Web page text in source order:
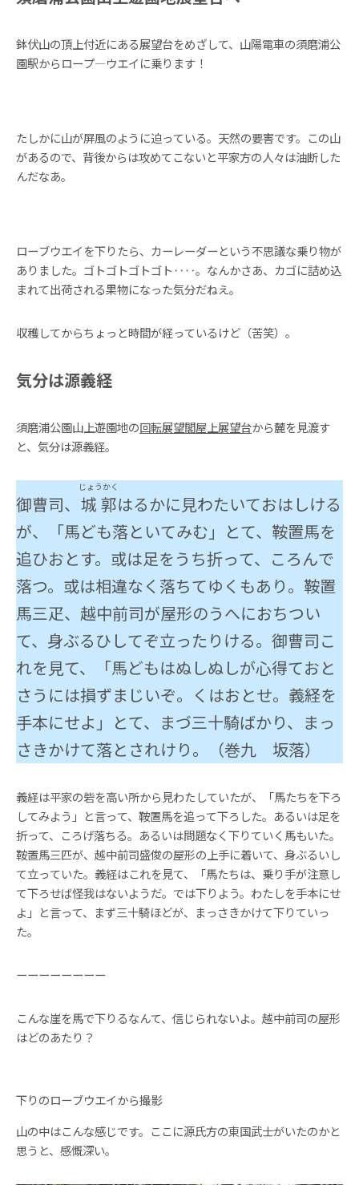
鉢伏山の頂上付近にある展望台をめざして、山陽電車の須磨浦公
園駅からロープ―ウエイに乗ります！
たしかに山が屏風のように迫っている。天然の要害です。この山
があるので、背後からは攻めてこないと平家方の人々は油断した
んだなあ。
ローブウエイを下りたら、カーレーダーという不思議な乗り物が
ありました。ゴトゴトゴトゴト‥‥。なんかさあ、カゴに詰め込
まれて出荷される果物になった気分だねえ。
収穫してからちょっと時間が経っているけど（苦笑）。
気分は源義経
須磨浦公園山上遊園地の回転展望閣屋上展望台から麓を見渡す
と、気分は源義経。
御曹司、 城郭
じょうかく
はるかに見わたいておはしける
が、「馬ども落といてみむ」とて、鞍置馬を
追ひおとす。或は足をうち折って、ころんで
落つ。或は相違なく落ちてゆくもあり。鞍置
馬三疋、越中前司が屋形のうへにおちつい
て、身ぶるひしてぞ立ったりける。御曹司こ
れを見て、「馬どもはぬしぬしが心得ておと
さうには損ずまじいぞ。くはおとせ。義経を
手本にせよ」とて、まづ三十騎ばかり、まっ
さきかけて落とされけり。
（巻九 坂落）
義経は平家の砦を高い所から見わたしていたが、「馬たちを下ろ
してみよう」と言って、鞍置馬を追って下ろした。あるいは足を
折って、ころげ落ちる。あるいは問題なく下りていく馬もいた。
鞍置馬三匹が、越中前司盛俊の屋形の上手に着いて、身ぶるいし
て立っていた。義経はこれを見て、「馬たちは、乗り手が注意し
て下ろせば怪我はないようだ。では下りよう。わたしを手本にせ
よ」と言って、まず三十騎ほどが、まっさきかけて下りていっ
た。
ーーーーーーーー
こんな崖を馬で下りるなんて、信じられないよ。越中前司の屋形
はどのあたり？
下りのローブウエイから撮影
山の中はこんな感じです。ここに源氏方の東国武士がいたのかと
思うと、感慨深い。